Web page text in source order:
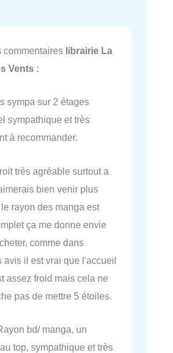
commentaires librairie La
Vents :
sympa sur 2 étages
sympathique et très
à recommander.
très agréable surtout a
bien venir plus
rayon des manga est
ça me donne envie
comme dans
avis il est vrai que l'accueil
assez froid mais cela ne
pas de mettre 5 étoiles.
bd/ manga, un
top, sympathique et très